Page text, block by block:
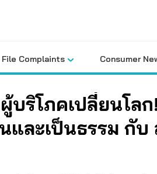
Complaints Consumer
บริโภคเปลี่ยนโล
และเป็นธรรม กับ